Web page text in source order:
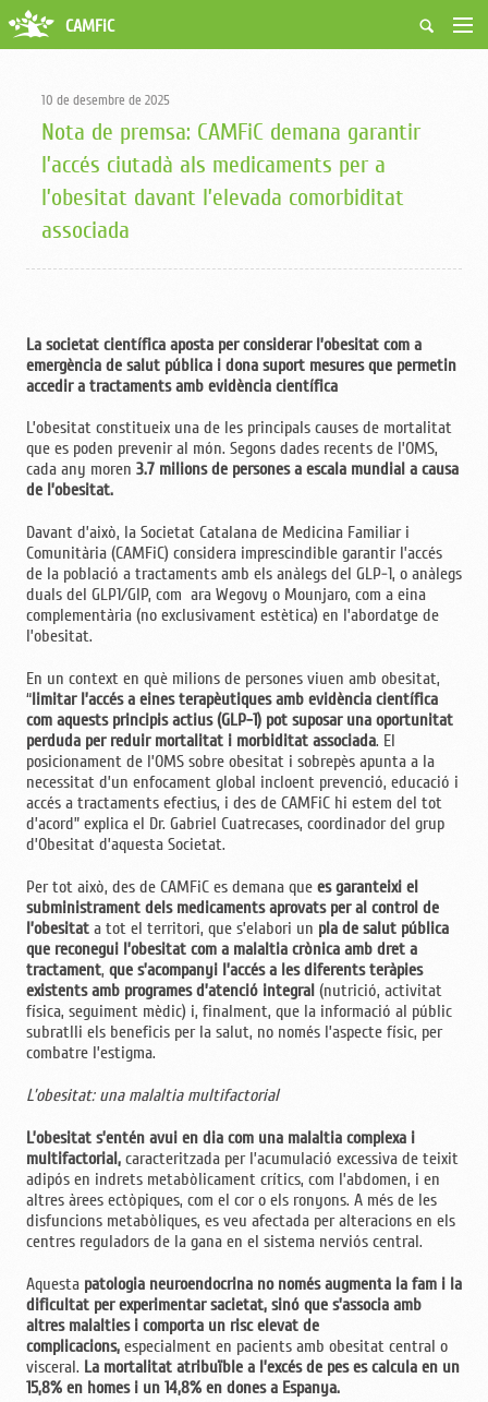
Qui som
Activitats
Borsa de treball
Ciutadans
Biblioteca
CAMFiC
10 de desembre de 2025
Nota de premsa: CAMFiC demana garantir
l’accés ciutadà als medicaments per a
l’obesitat davant l’elevada comorbiditat
associada
La societat científica aposta per considerar l’obesitat com a
emergència de salut pública i dona suport mesures que permetin
accedir a tractaments amb evidència científica
L’obesitat constitueix una de les principals causes de mortalitat
que es poden prevenir al món. Segons dades recents de l’OMS,
cada any moren 3.7 milions de persones a escala mundial a causa
de l’obesitat.
Davant d’això, la Societat Catalana de Medicina Familiar i
Comunitària (CAMFiC) considera imprescindible garantir l’accés
de la població a tractaments amb els anàlegs del GLP-1, o anàlegs
duals del GLP1/GIP, com ara Wegovy o Mounjaro, com a eina
complementària (no exclusivament estètica) en l’abordatge de
l’obesitat.
En un context en què milions de persones viuen amb obesitat,
“limitar l’accés a eines terapèutiques amb evidència científica
com aquests principis actius (GLP-1) pot suposar una oportunitat
perduda per reduir mortalitat i morbiditat associada. El
posicionament de l’OMS sobre obesitat i sobrepès apunta a la
necessitat d’un enfocament global incloent prevenció, educació i
accés a tractaments efectius, i des de CAMFiC hi estem del tot
d’acord” explica el Dr. Gabriel Cuatrecases, coordinador del grup
d’Obesitat d’aquesta Societat.
Per tot això, des de CAMFiC es demana que es garanteixi el
subministrament dels medicaments aprovats per al control de
l’obesitat a tot el territori, que s’elabori un pla de salut pública
que reconegui l’obesitat com a malaltia crònica amb dret a
tractament, que s’acompanyi l’accés a les diferents teràpies
existents amb programes d’atenció integral (nutrició, activitat
física, seguiment mèdic) i, finalment, que la informació al públic
subratlli els beneficis per la salut, no només l’aspecte físic, per
combatre l’estigma.
L’obesitat: una malaltia multifactorial
L’obesitat s’entén avui en dia com una malaltia complexa i
multifactorial, caracteritzada per l’acumulació excessiva de teixit
adipós en indrets metabòlicament crítics, com l’abdomen, i en
altres àrees ectòpiques, com el cor o els ronyons. A més de les
disfuncions metabòliques, es veu afectada per alteracions en els
centres reguladors de la gana en el sistema nerviós central.
Aquesta patologia neuroendocrina no només augmenta la fam i la
dificultat per experimentar sacietat, sinó que s’associa amb
altres malalties i comporta un risc elevat de
complicacions, especialment en pacients amb obesitat central o
visceral. La mortalitat atribuïble a l’excés de pes es calcula en un
15,8% en homes i un 14,8% en dones a Espanya.